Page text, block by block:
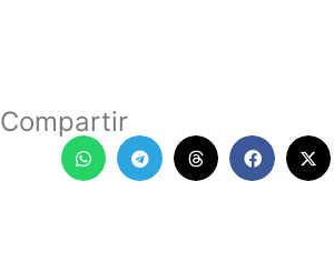
Compartir